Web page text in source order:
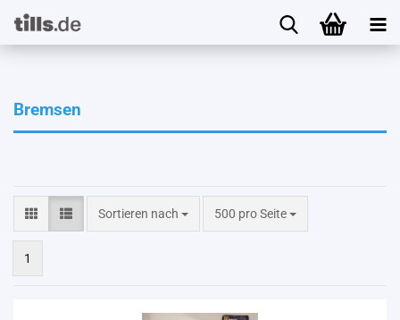
Bremsen
Sortieren nach
Sortieren nach 500 pro Seite
pro Seite
1